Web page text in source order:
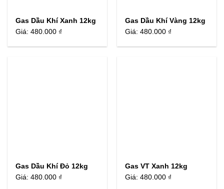
Gas Dầu Khí Xanh 12kg
Giá:480.000 ₫
Gas Dầu Khí Vàng 12kg
Giá:480.000 ₫
Gas Dầu Khí Đỏ 12kg
Giá:480.000 ₫
Gas VT Xanh 12kg
Giá:480.000 ₫